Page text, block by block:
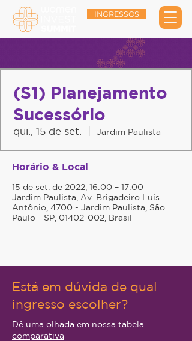
INGRESSOS
(S1) Planejamento
Sucessório
qui., 15 de set. Jardim Paulista
Horário & Local
15 de set. de 2022, 16:00 – 17:00
Jardim Paulista, Av. Brigadeiro Luís
Antônio, 4700 - Jardim Paulista, São
Paulo - SP, 01402-002, Brasil
Está em dúvida de qual
ingresso escolher?
Dê uma olhada em nossa tabela
comparativa